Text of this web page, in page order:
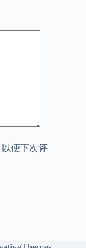
便下次评